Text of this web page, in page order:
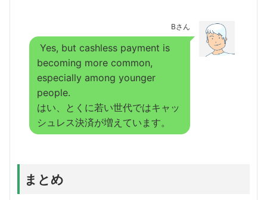
Bさん
Yes, but cashless payment is
becoming more common,
especially among younger
people.
はい、とくに若い世代ではキャッ
シュレス決済が増えています。
まとめ